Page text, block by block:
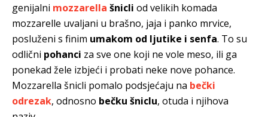
genijalni mozzarella šnicli od velikih komada
mozzarelle uvaljani u brašno, jaja i panko mrvice,
posluženi s finim umakom od ljutike i senfa. To su
odlični pohanci za sve one koji ne vole meso, ili ga
ponekad žele izbjeći i probati neke nove pohance.
Mozzarella šnicli pomalo podsjećaju na bečki
odrezak, odnosno bečku šniclu, otuda i njihova